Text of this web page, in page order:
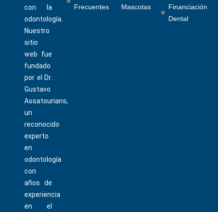
con la
odontología.
Nuestro
sitio
web fue
fundado
por el Dr.
Gustavo
Assatourians,
un
reconocido
experto
en
odontología
con
años de
experiencia
en el
Frecuentes
Mascotas
Financiación
Dental